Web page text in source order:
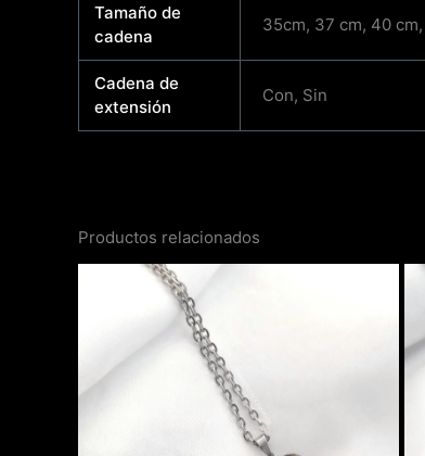
Tamaño de
cadena
35cm, 37 cm, 40
Cadena de
extensión
Con, Sin
Productos relacionados